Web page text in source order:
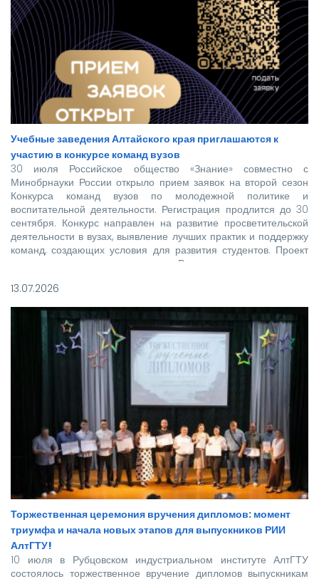
Учебные заведения Алтайского края приглашаются к
участию в конкурсе команд вузов
30 июля Российское общество «Знание» совместно с
Минобрнауки России открыло прием заявок на второй сезон
Конкурса команд вузов по молодежной политике и
воспитательной деятельности. Регистрация продлится до 30
сентября. Конкурс направлен на развитие просветительской
деятельности в вузах, выявление лучших практик и поддержку
команд, создающих условия для развития студентов. Проект
реализуется при поддержке Росмолодежи в рамках
13.07.2026
Торжественная церемония вручения дипломов: момент
триумфа и начала новых этапов для выпускников РИИ
АлтГТУ!
10 июля в Рубцовском индустриальном институте АлтГТУ
состоялось торжественное вручение дипломов выпускникам